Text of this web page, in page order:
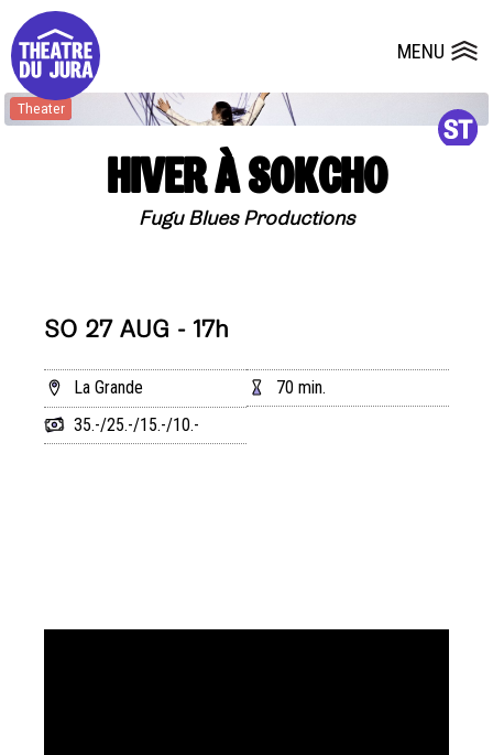
MENU
Presse Dépôts de dossiers
Theater
HIVER À SOKCHO
Fugu Blues Productions
SO 27 AUG - 17h
La Grande
70 min.
35.-/25.-/15.-/10.-